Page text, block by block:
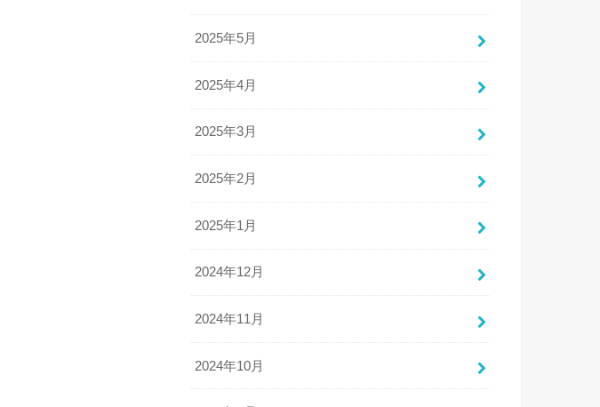
2025年5月
2025年4月
2025年3月
2025年2月
2025年1月
2024年12月
2024年11月
2024年10月